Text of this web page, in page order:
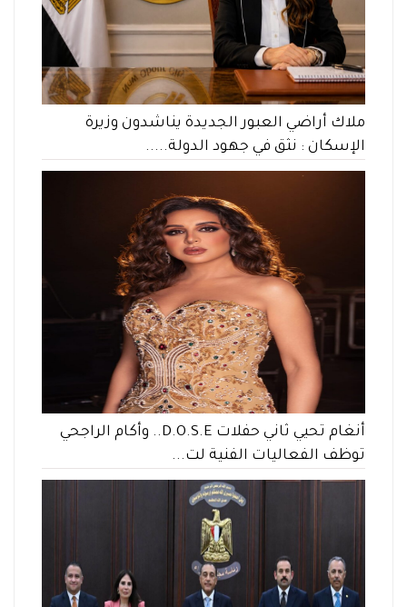
ملاك أراضي العبور الجديدة يناشدون وزيرة
الإسكان : نثق في جهود الدولة.....
أنغام تحيي ثاني حفلات D.O.S.E.. وأكام الراجحي
توظف الفعاليات الفنية لت...